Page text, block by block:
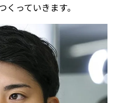
っていきます。